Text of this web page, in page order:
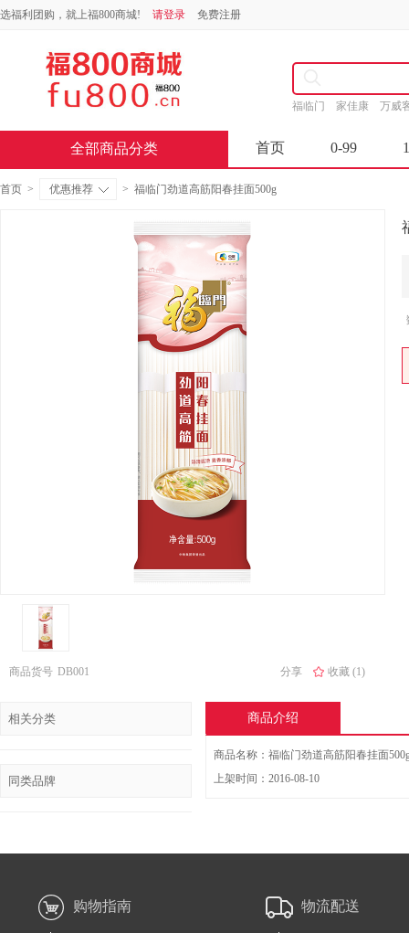
选福利团购，就上福800商城! 请登录 免费注册
福临门 家佳康 万威
全部商品分类 首页 0-99
首页 > 优惠推荐 > 福临门劲道高筋阳春挂面500g
商品货号 DB001 收藏 (1)
分享
相关分类
同类品牌
商品介绍
商品名称：福临门劲道高筋阳春挂面
上架时间：2016-08-10
购物指南 物流配送